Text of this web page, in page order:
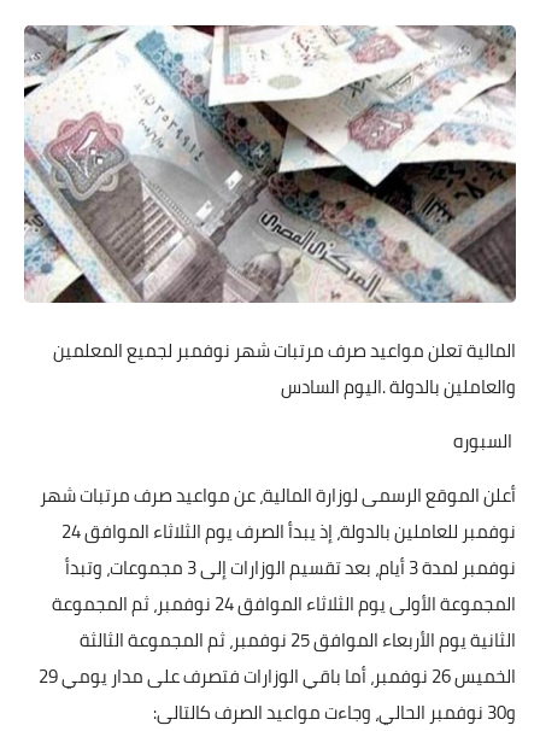
المالية تعلن مواعيد صرف مرتبات شهر نوفمبر لجميع المعلمين
والعاملين بالدولة .اليوم السادس
السبوره
أعلن الموقع الرسمى لوزارة المالية، عن مواعيد صرف مرتبات شهر
نوفمبر للعاملين بالدولة، إذ يبدأ الصرف يوم الثلاثاء الموافق 24
نوفمبر لمدة 3 أيام، بعد تقسيم الوزارات إلى 3 مجموعات، وتبدأ
المجموعة الأولى يوم الثلاثاء الموافق 24 نوفمبر، ثم المجموعة
الثانية يوم الأربعاء الموافق 25 نوفمبر، ثم المجموعة الثالثة
الخميس 26 نوفمبر، أما باقي الوزارات فتصرف على مدار يومي 29
و30 نوفمبر الحالي، وجاءت مواعيد الصرف كالتالى: